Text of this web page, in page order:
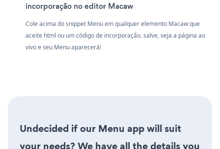
incorporação no editor Macaw
Cole acima do snippet Menu em qualquer elemento Macaw que
aceite html ou um código de incorporação. salve, veja a página ao
vivo e seu Menu aparecerá!
Undecided if our Menu app will suit
your needs? We have all the details you